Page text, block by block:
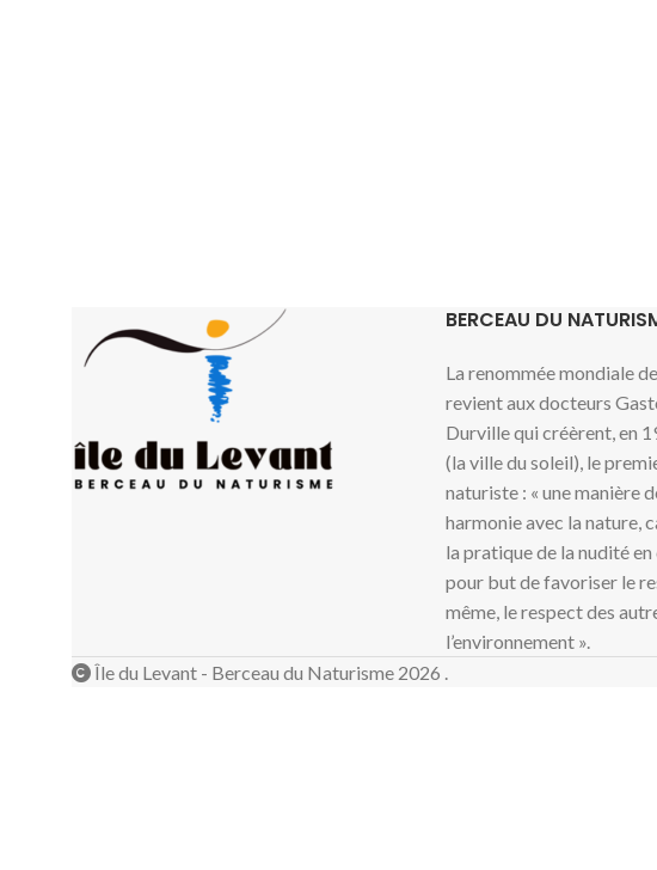
BERCEAU DU
La renommée mondiale
revient aux docteurs
Durville qui créèrent, en
(la ville du soleil), le
naturiste : « une manière
harmonie avec la nature,
la pratique de la nudité
pour but de favoriser le
même, le respect des
l’environnement ».
Île du Levant - Berceau du Naturisme 2026 .